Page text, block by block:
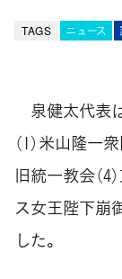
TAGS ニュース
泉健太代表
（1）米山隆一
旧統一教会（4
ス女王陛下崩
した。